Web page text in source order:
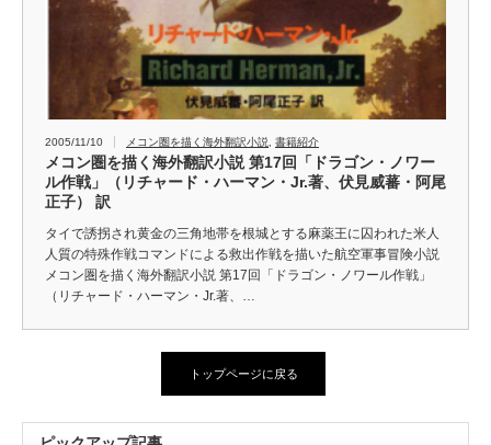
2005/11/10 メコン圏を描く海外翻訳小説 書籍紹介
メコン圏を描く海外翻訳小説 第17回「ドラゴン・ノワー
ル作戦」（リチャード・ハーマン・Jr.著、伏見威蕃・阿尾
正子） 訳
タイで誘拐され黄金の三角地帯を根城とする麻薬王に囚われた米人
人質の特殊作戦コマンドによる救出作戦を描いた航空軍事冒険小説
メコン圏を描く海外翻訳小説 第17回「ドラゴン・ノワール作戦」
（リチャード・ハーマン・Jr.著、…
トップページに戻る